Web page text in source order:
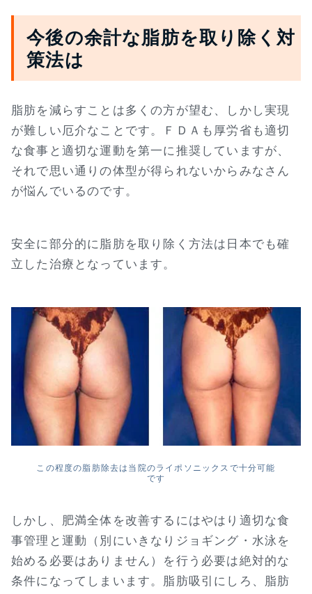
今後の余計な脂肪を取り除く対
策法は
脂肪を減らすことは多くの方が望む、しかし実現
が難しい厄介なことです。ＦＤＡも厚労省も適切
な食事と適切な運動を第一に推奨していますが、
それで思い通りの体型が得られないからみなさん
が悩んでいるのです。
安全に部分的に脂肪を取り除く方法は日本でも確
立した治療となっています。
この程度の脂肪除去は当院のライポソニックスで十分可能
です
しかし、肥満全体を改善するにはやはり適切な食
事管理と運動（別にいきなりジョギング・水泳を
始める必要はありません）を行う必要は絶対的な
条件になってしまいます。脂肪吸引にしろ、脂肪